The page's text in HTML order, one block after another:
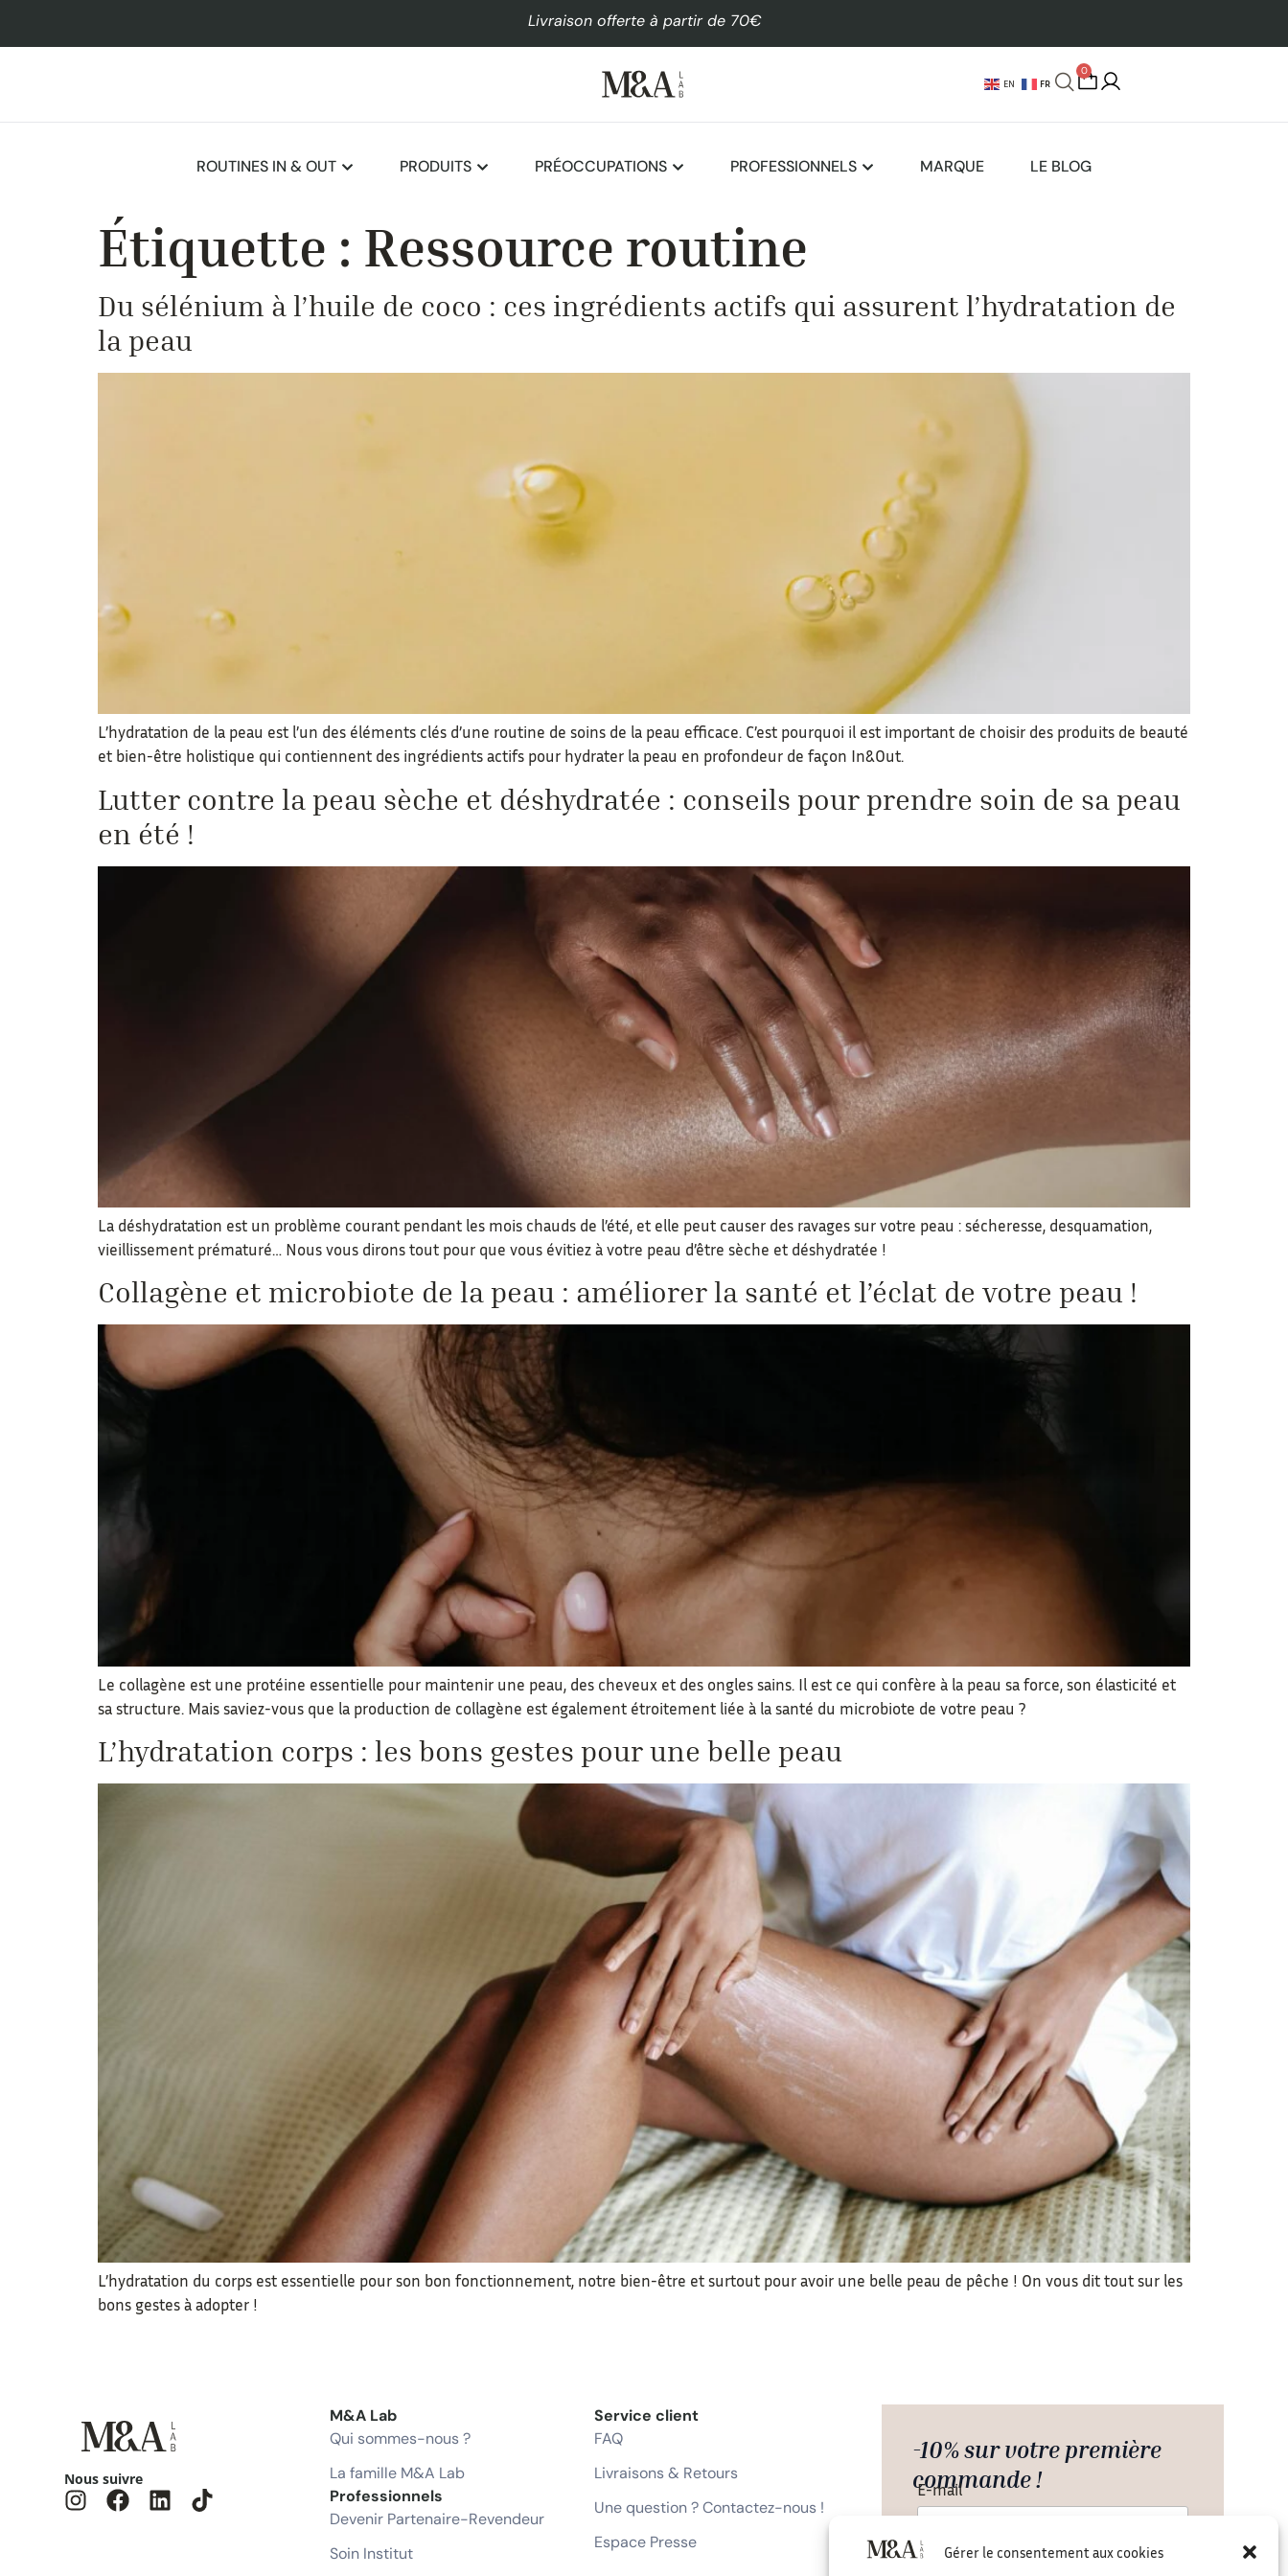
Gérer le consentement aux cookies
Livraison offerte à partir de 70€
EN FR
0
ROUTINES IN & OUT PRODUITS PRÉOCCUPATIONS PROFESSIONNELS MARQUE LE BLOG
Étiquette : Ressource routine
Du sélénium à l’huile de coco : ces ingrédients actifs qui assurent l’hydratation de
la peau
L’hydratation de la peau est l’un des éléments clés d’une routine de soins de la peau efficace. C’est pourquoi il est important de choisir des produits de beauté
et bien-être holistique qui contiennent des ingrédients actifs pour hydrater la peau en profondeur de façon In&Out.
Lutter contre la peau sèche et déshydratée : conseils pour prendre soin de sa peau
en été !
La déshydratation est un problème courant pendant les mois chauds de l’été, et elle peut causer des ravages sur votre peau : sécheresse, desquamation,
vieillissement prématuré… Nous vous dirons tout pour que vous évitiez à votre peau d’être sèche et déshydratée !
Collagène et microbiote de la peau : améliorer la santé et l’éclat de votre peau !
Le collagène est une protéine essentielle pour maintenir une peau, des cheveux et des ongles sains. Il est ce qui confère à la peau sa force, son élasticité et
sa structure. Mais saviez-vous que la production de collagène est également étroitement liée à la santé du microbiote de votre peau ?
L’hydratation corps : les bons gestes pour une belle peau
L’hydratation du corps est essentielle pour son bon fonctionnement, notre bien-être et surtout pour avoir une belle peau de pêche ! On vous dit tout sur les
bons gestes à adopter !
Nous suivre
M&A Lab
Qui sommes-nous ?
La famille M&A Lab
Professionnels
Devenir Partenaire-Revendeur
Soin Institut
Service client
FAQ
Livraisons & Retours
Une question ? Contactez-nous !
Espace Presse
-10% sur votre première
commande !
E-mail